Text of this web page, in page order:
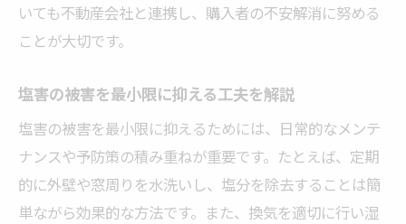
いても不動産会社と連携し、購入者の不安解消に努める
ことが大切です。
塩害の被害を最小限に抑える工夫を解説
塩害の被害を最小限に抑えるためには、日常的なメンテ
ナンスや予防策の積み重ねが重要です。たとえば、定期
的に外壁や窓周りを水洗いし、塩分を除去することは簡
単ながら効果的な方法です。また、換気を適切に行い湿